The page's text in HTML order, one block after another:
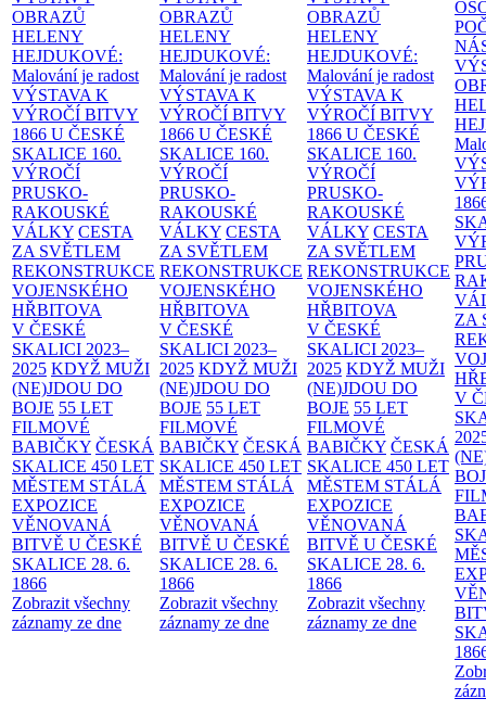
OBRAZŮ
HELENY
HEJDUKOVÉ:
Malování je radost
VÝSTAVA K
VÝROČÍ BITVY
1866 U ČESKÉ
SKALICE 160.
VÝROČÍ
PRUSKO-
RAKOUSKÉ
VÁLKY CESTA
ZA SVĚTLEM
REKONSTRUKCE
VOJENSKÉHO
HŘBITOVA
V ČESKÉ
SKALICI 2023–
2025 KDYŽ MUŽI
(NE)JDOU DO
BOJE 55 LET
FILMOVÉ
BABIČKY ČESKÁ
SKALICE 450 LET
MĚSTEM STÁLÁ
EXPOZICE
VĚNOVANÁ
BITVĚ U ČESKÉ
SKALICE 28. 6.
1866
Zobrazit všechny
záznamy ze dne
OBRAZŮ
HELENY
HEJDUKOVÉ:
Malování je radost
VÝSTAVA K
VÝROČÍ BITVY
1866 U ČESKÉ
SKALICE 160.
VÝROČÍ
PRUSKO-
RAKOUSKÉ
VÁLKY CESTA
ZA SVĚTLEM
REKONSTRUKCE
VOJENSKÉHO
HŘBITOVA
V ČESKÉ
SKALICI 2023–
2025 KDYŽ MUŽI
(NE)JDOU DO
BOJE 55 LET
FILMOVÉ
BABIČKY ČESKÁ
SKALICE 450 LET
MĚSTEM STÁLÁ
EXPOZICE
VĚNOVANÁ
BITVĚ U ČESKÉ
SKALICE 28. 6.
1866
Zobrazit všechny
záznamy ze dne
OBRAZŮ
HELENY
HEJDUKOVÉ:
Malování je radost
VÝSTAVA K
VÝROČÍ BITVY
1866 U ČESKÉ
SKALICE 160.
VÝROČÍ
PRUSKO-
RAKOUSKÉ
VÁLKY CESTA
ZA SVĚTLEM
REKONSTRUKCE
VOJENSKÉHO
HŘBITOVA
V ČESKÉ
SKALICI 2023–
2025 KDYŽ MUŽI
(NE)JDOU DO
BOJE 55 LET
FILMOVÉ
BABIČKY ČESKÁ
SKALICE 450 LET
MĚSTEM STÁLÁ
EXPOZICE
VĚNOVANÁ
BITVĚ U ČESKÉ
SKALICE 28. 6.
1866
Zobrazit všechny
záznamy ze dne
ZA
V